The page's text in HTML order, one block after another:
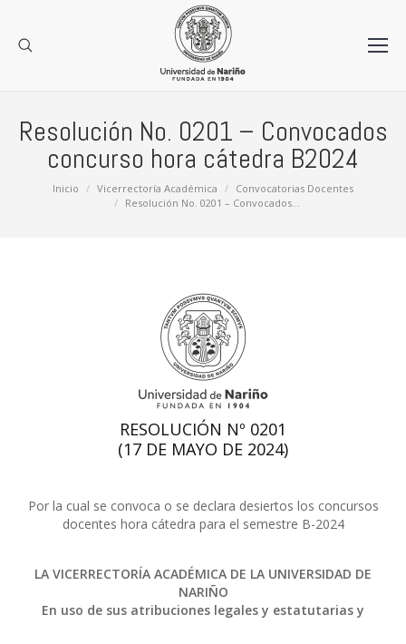
Resolución No. 0201 – Convocados
concurso hora cátedra B2024
Estás aquí:
Inicio Vicerrectoría Académica
Convocatorias Docentes
Resolución No. 0201 – Convocados…
RESOLUCIÓN Nº 0201
(17 DE MAYO DE 2024)
Por la cual se convoca o se declara desiertos los concursos
docentes hora cátedra para el semestre B-2024
LA VICERRECTORÍA ACADÉMICA DE LA UNIVERSIDAD DE
NARIÑO
En uso de sus atribuciones legales y estatutarias y